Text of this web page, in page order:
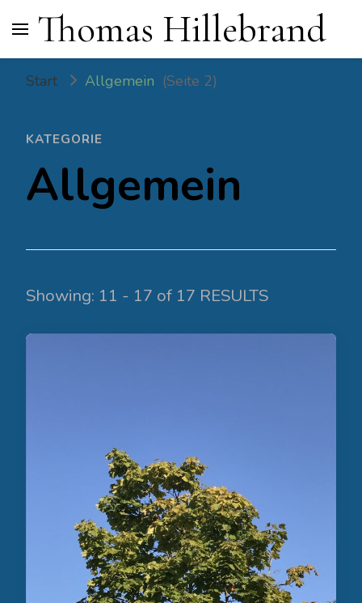
Thomas Hillebrand
Start Allgemein (Seite 2)
KATEGORIE
Allgemein
Showing: 11 - 17 of 17 RESULTS